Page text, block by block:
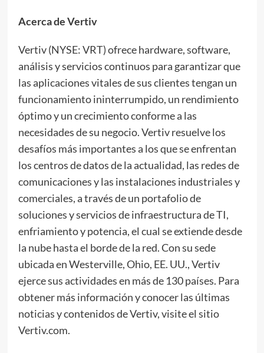
Acerca de Vertiv
Vertiv (NYSE: VRT) ofrece hardware, software,
análisis y servicios continuos para garantizar que
las aplicaciones vitales de sus clientes tengan un
funcionamiento ininterrumpido, un rendimiento
óptimo y un crecimiento conforme a las
necesidades de su negocio. Vertiv resuelve los
desafíos más importantes a los que se enfrentan
los centros de datos de la actualidad, las redes de
comunicaciones y las instalaciones industriales y
comerciales, a través de un portafolio de
soluciones y servicios de infraestructura de TI,
enfriamiento y potencia, el cual se extiende desde
la nube hasta el borde de la red. Con su sede
ubicada en Westerville, Ohio, EE. UU., Vertiv
ejerce sus actividades en más de 130 países. Para
obtener más información y conocer las últimas
noticias y contenidos de Vertiv, visite el sitio
Vertiv.com.